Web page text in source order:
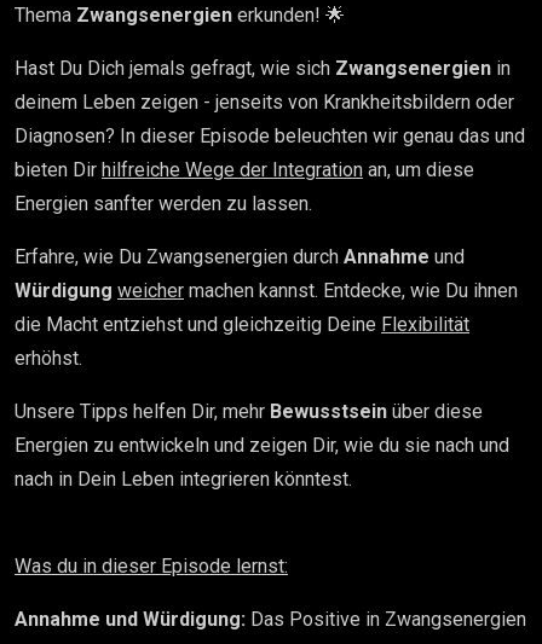
Thema Zwangsenergien erkunden! 🌟
Hast Du Dich jemals gefragt, wie sich Zwangsenergien in
deinem Leben zeigen - jenseits von Krankheitsbildern oder
Diagnosen? In dieser Episode beleuchten wir genau das und
bieten Dir hilfreiche Wege der Integration an, um diese
Energien sanfter werden zu lassen.
Erfahre, wie Du Zwangsenergien durch Annahme und
Würdigung weicher machen kannst. Entdecke, wie Du ihnen
die Macht entziehst und gleichzeitig Deine Flexibilität
erhöhst.
Unsere Tipps helfen Dir, mehr Bewusstsein über diese
Energien zu entwickeln und zeigen Dir, wie du sie nach und
nach in Dein Leben integrieren könntest.
Was du in dieser Episode lernst:
Annahme und Würdigung: Das Positive in Zwangsenergien